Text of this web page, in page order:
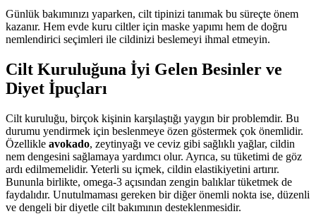
Günlük bakımınızı yaparken, cilt tipinizi tanımak bu süreçte önem
kazanır. Hem evde kuru ciltler için maske yapımı hem de doğru
nemlendirici seçimleri ile cildinizi beslemeyi ihmal etmeyin.
Cilt Kuruluğuna İyi Gelen Besinler ve
Diyet İpuçları
Cilt kuruluğu, birçok kişinin karşılaştığı yaygın bir problemdir. Bu
durumu yendirmek için beslenmeye özen göstermek çok önemlidir.
Özellikle avokado, zeytinyağı ve ceviz gibi sağlıklı yağlar, cildin
nem dengesini sağlamaya yardımcı olur. Ayrıca, su tüketimi de göz
ardı edilmemelidir. Yeterli su içmek, cildin elastikiyetini artırır.
Bununla birlikte, omega-3 açısından zengin balıklar tüketmek de
faydalıdır. Unutulmaması gereken bir diğer önemli nokta ise, düzenli
ve dengeli bir diyetle cilt bakımının desteklenmesidir.